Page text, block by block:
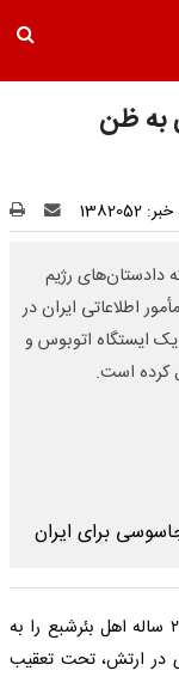
به ظن
1382052
دادستان‌های رژیم
اطلاعاتی ایران در
یک ایستگاه اتوبوس و
کرده است.
دادستان‌های رژیم صهیونیستی، امروز یک نظامی ۲۲ ساله اهل بئرشبع را به
در ارتش، تحت تعقیب